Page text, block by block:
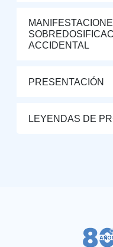
ACCIDENTAL
PRESENTACIÓN
LEYENDAS DE